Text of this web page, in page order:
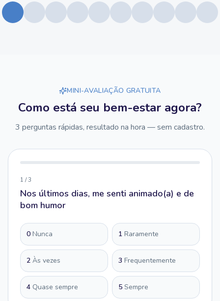
MINI-AVALIAÇÃO GRATUITA
Como está seu bem-estar agora?
3 perguntas rápidas, resultado na hora — sem cadastro.
1 /3
Nos últimos dias, me senti animado(a) e de
bom humor
0 Nunca 1 Raramente
2 Às vezes 3 Frequentemente
4 Quase sempre 5 Sempre